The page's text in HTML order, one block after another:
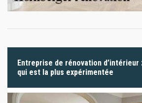
Entreprise de rénovation
qui est la plus expérimentée